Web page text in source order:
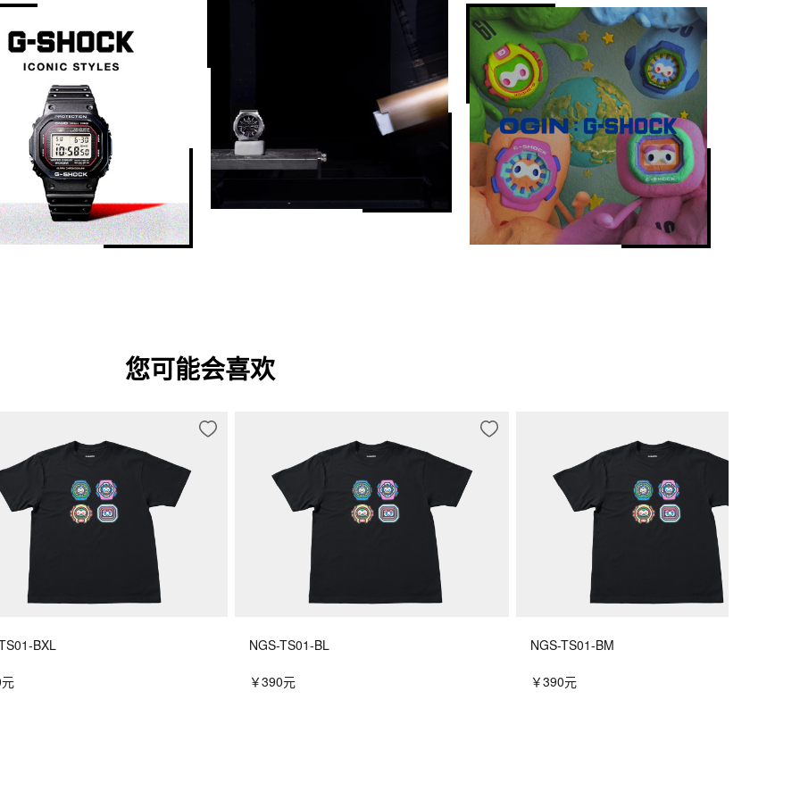
您可能会喜欢
BXL NGS-TS01-BL
￥390元
NGS-TS01-BM
￥390元